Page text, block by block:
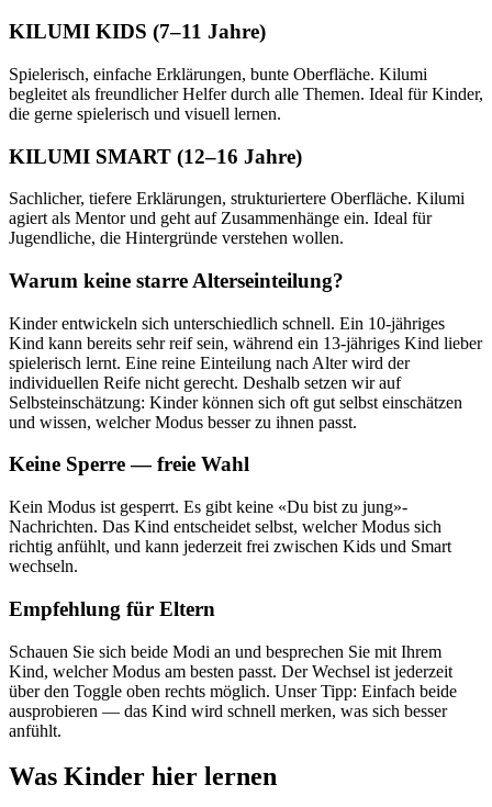
KILUMI KIDS (7–11 Jahre)
Spielerisch, einfache Erklärungen, bunte Oberfläche. Kilumi
begleitet als freundlicher Helfer durch alle Themen. Ideal für Kinder,
die gerne spielerisch und visuell lernen.
KILUMI SMART (12–16 Jahre)
Sachlicher, tiefere Erklärungen, strukturiertere Oberfläche. Kilumi
agiert als Mentor und geht auf Zusammenhänge ein. Ideal für
Jugendliche, die Hintergründe verstehen wollen.
Warum keine starre Alterseinteilung?
Kinder entwickeln sich unterschiedlich schnell. Ein 10-jähriges
Kind kann bereits sehr reif sein, während ein 13-jähriges Kind lieber
spielerisch lernt. Eine reine Einteilung nach Alter wird der
individuellen Reife nicht gerecht. Deshalb setzen wir auf
Selbsteinschätzung: Kinder können sich oft gut selbst einschätzen
und wissen, welcher Modus besser zu ihnen passt.
Keine Sperre — freie Wahl
Kein Modus ist gesperrt. Es gibt keine «Du bist zu jung»-
Nachrichten. Das Kind entscheidet selbst, welcher Modus sich
richtig anfühlt, und kann jederzeit frei zwischen Kids und Smart
wechseln.
Empfehlung für Eltern
Schauen Sie sich beide Modi an und besprechen Sie mit Ihrem
Kind, welcher Modus am besten passt. Der Wechsel ist jederzeit
über den Toggle oben rechts möglich. Unser Tipp: Einfach beide
ausprobieren — das Kind wird schnell merken, was sich besser
anfühlt.
Was Kinder hier lernen